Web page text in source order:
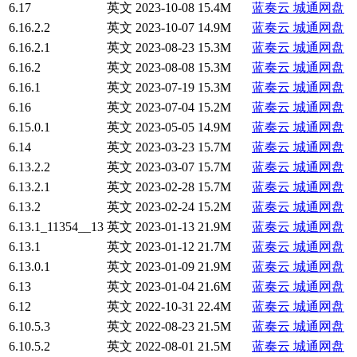
6.17
英文 2023-10-08 15.4M 蓝奏云 城通网盘
6.16.2.2
英文 2023-10-07 14.9M 蓝奏云 城通网盘
6.16.2.1
英文 2023-08-23 15.3M 蓝奏云 城通网盘
6.16.2
英文 2023-08-08 15.3M 蓝奏云 城通网盘
6.16.1
英文 2023-07-19 15.3M 蓝奏云 城通网盘
6.16
英文 2023-07-04 15.2M 蓝奏云 城通网盘
6.15.0.1
英文 2023-05-05 14.9M 蓝奏云 城通网盘
6.14
英文 2023-03-23 15.7M 蓝奏云 城通网盘
6.13.2.2
英文 2023-03-07 15.7M 蓝奏云 城通网盘
6.13.2.1
英文 2023-02-28 15.7M 蓝奏云 城通网盘
6.13.2
英文 2023-02-24 15.2M 蓝奏云 城通网盘
6.13.1_11354__13 英文 2023-01-13 21.9M 蓝奏云 城通网盘
6.13.1
英文 2023-01-12 21.7M 蓝奏云 城通网盘
6.13.0.1
英文 2023-01-09 21.9M 蓝奏云 城通网盘
6.13
英文 2023-01-04 21.6M 蓝奏云 城通网盘
6.12
英文 2022-10-31 22.4M 蓝奏云 城通网盘
6.10.5.3
英文 2022-08-23 21.5M 蓝奏云 城通网盘
6.10.5.2
英文 2022-08-01 21.5M 蓝奏云 城通网盘